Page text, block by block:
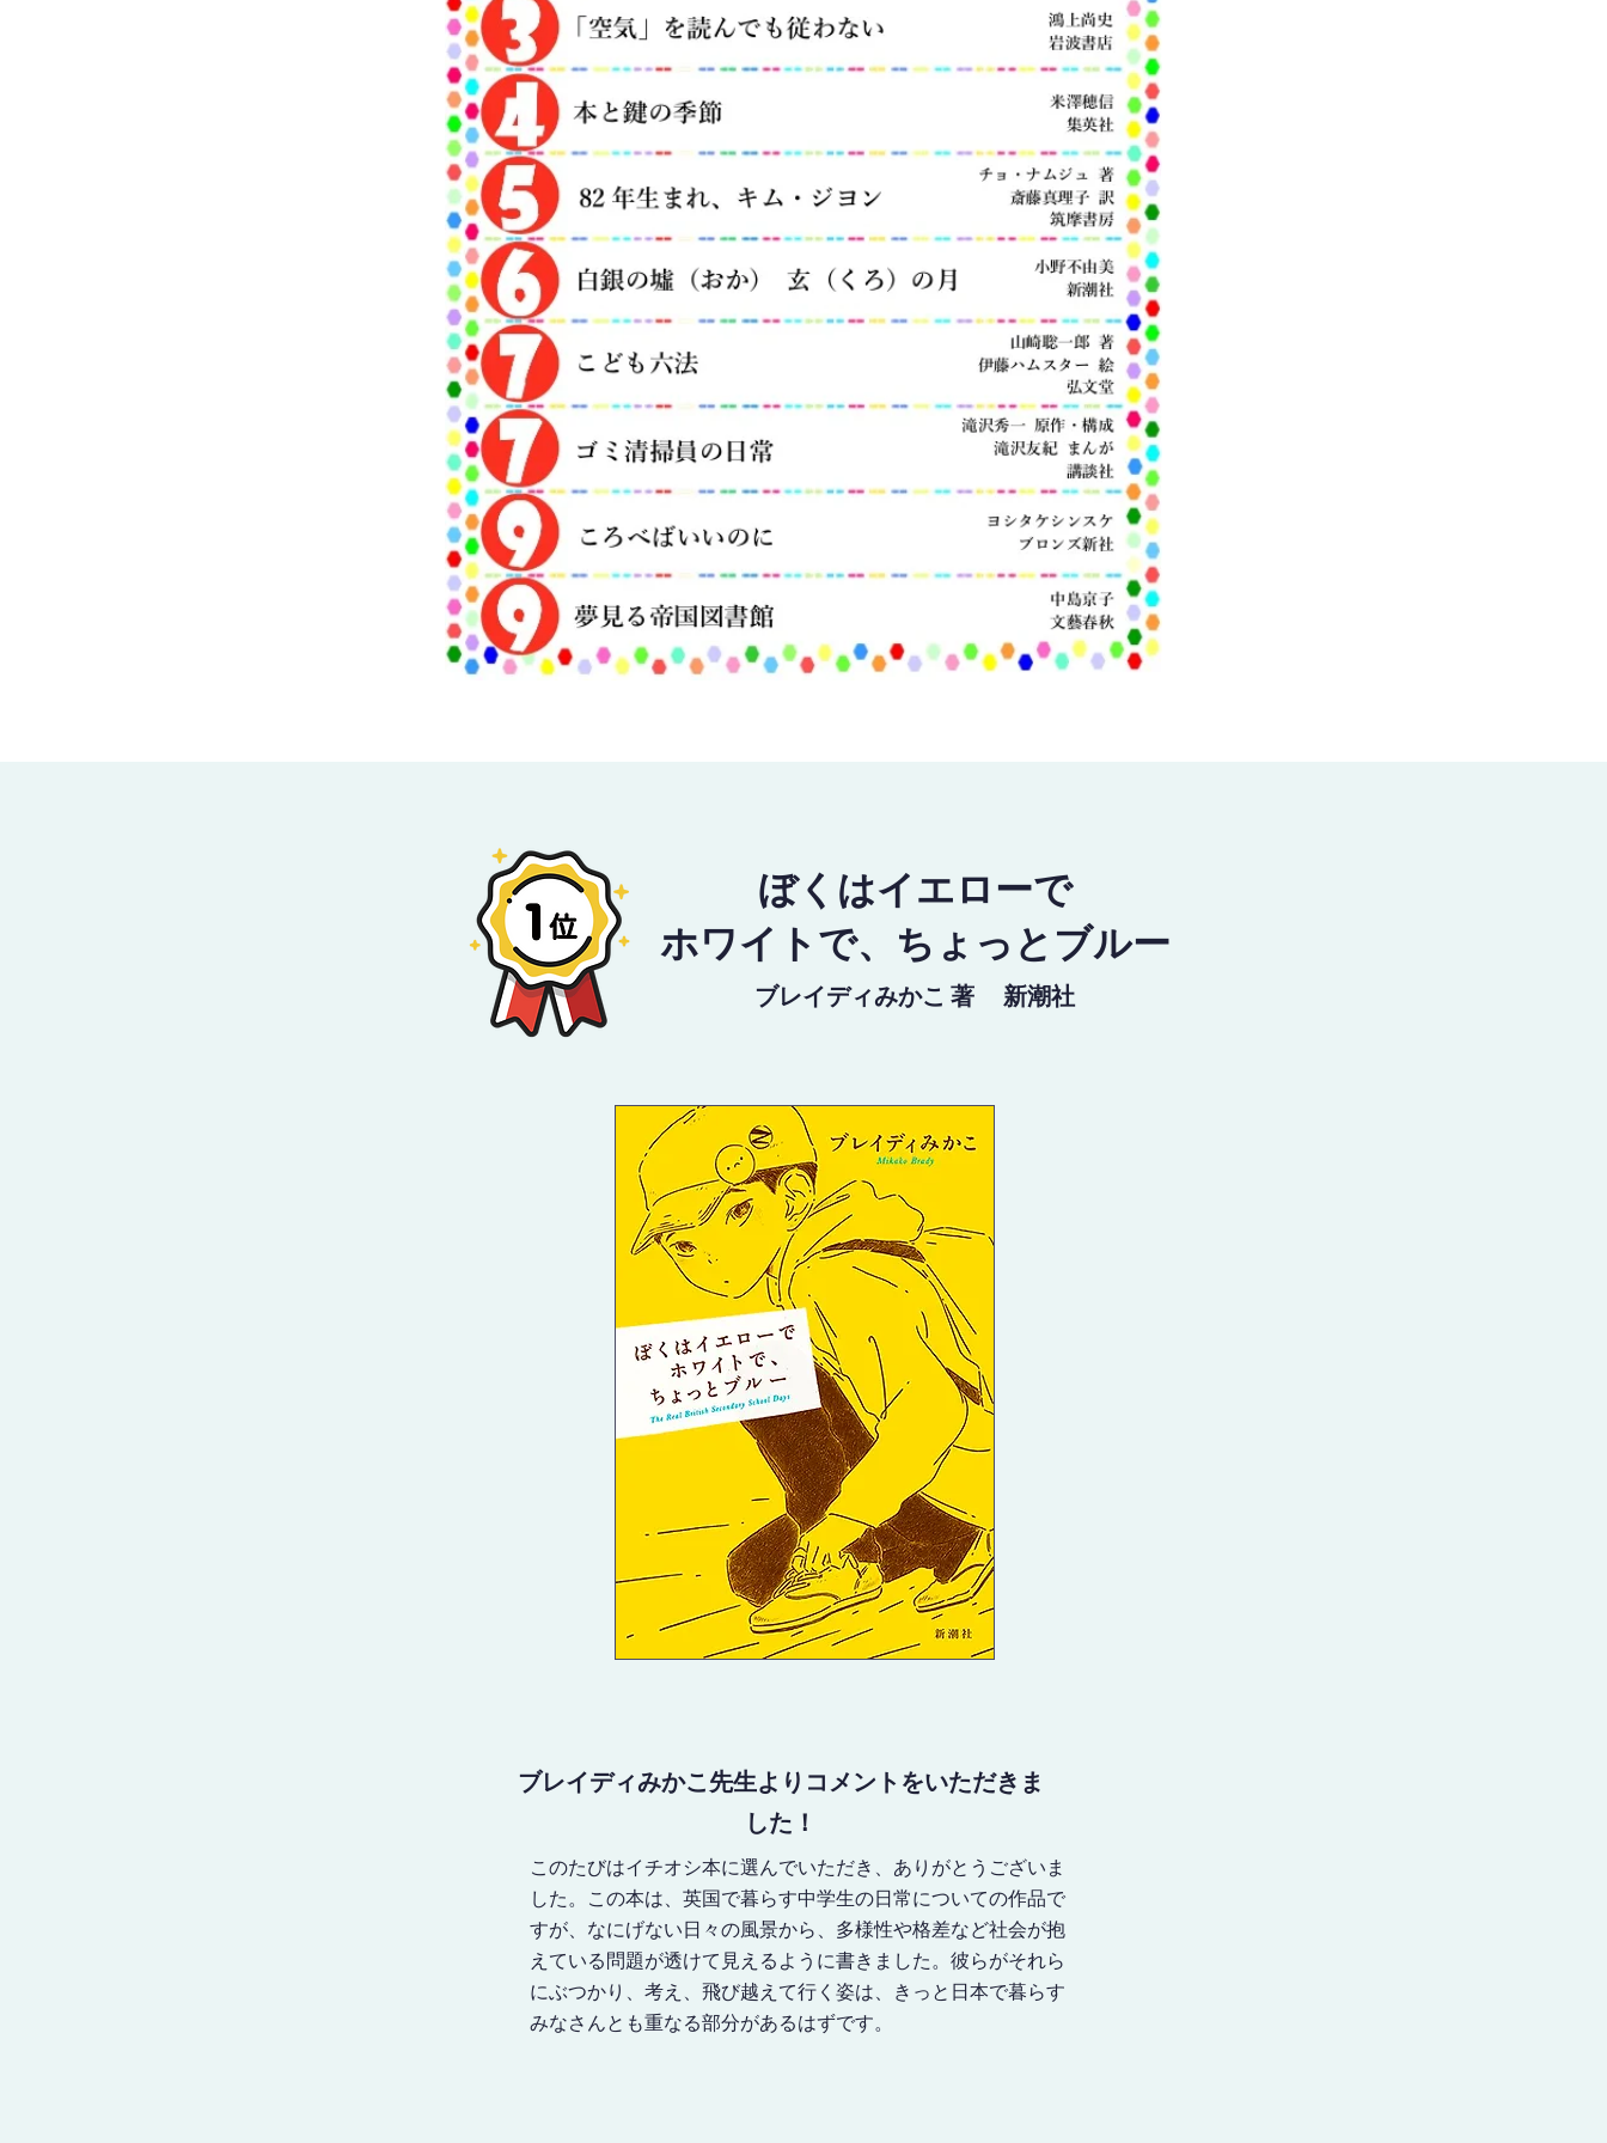
ぼくはイエローで
ホワイトで、ちょっとブルー
ブレイディみかこ 著 新潮社
ブレイディみかこ先生よりコメントをいただきま
した！
このたびはイチオシ本に選んでいただき、ありがとうございま
した。この本は、英国で暮らす中学生の日常についての作品で
すが、なにげない日々の風景から、多様性や格差など社会が抱
えている問題が透けて見えるように書きました。彼らがそれら
にぶつかり、考え、飛び越えて行く姿は、きっと日本で暮らす
みなさんとも重なる部分があるはずです。